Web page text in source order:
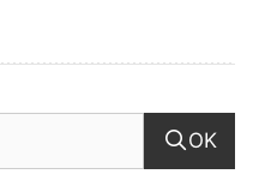
OK